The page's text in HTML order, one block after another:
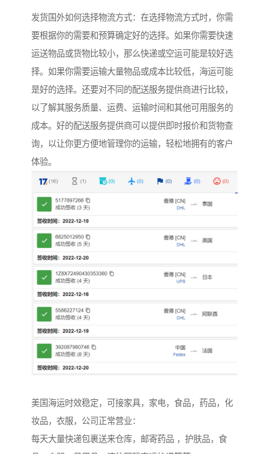
发货国外如何选择物流方式：在选择物流方式时，你需
要根据你的需要和预算确定好的选择。如果你需要快速
运送物品或货物比较小，那么快递或空运可能是较好选
择。如果你需要运输大量物品或成本比较低，海运可能
是好的选择。还要对不同的配送服务提供商进行比较，
以了解其服务质量、运费、运输时间和其他可用服务的
成本。好的配送服务提供商可以提供即时报价和货物查
询，以让你更方便地管理你的运输，轻松地拥有的客户
体验。
美国海运时效稳定，可接家具，家电，食品，药品，化
妆品，衣服，公司正常营业：
每天大量快递包裹送来仓库，邮寄药品 ，护肤品，食